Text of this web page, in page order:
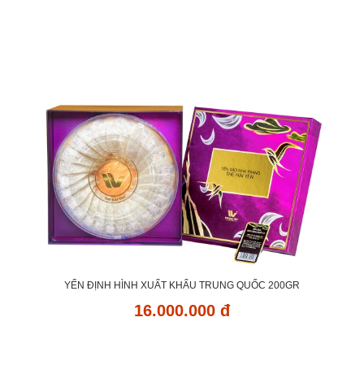
YẾN ĐỊNH HÌNH XUẤT KHẨU TRUNG QUỐC 200GR
16.000.000 đ